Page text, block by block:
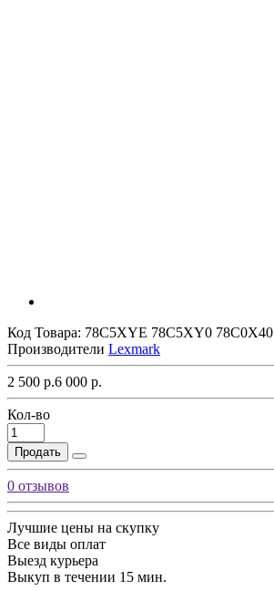
Код Товара: 78C5XYE 78C5XY0 78C0X40
Производители Lexmark
2 500 р.6 000 р.
Кол-во
Продать
0 отзывов
Лучшие цены на скупку
Все виды оплат
Выезд курьера
Выкуп в течении 15 мин.